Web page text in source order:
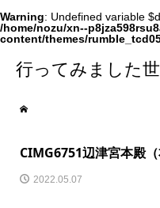
Warning: Undefined variable
/home/nozu/xn--
content/themes/
行ってみました
world Heritage
CIMG6751辺津宮本殿
2022.05.07